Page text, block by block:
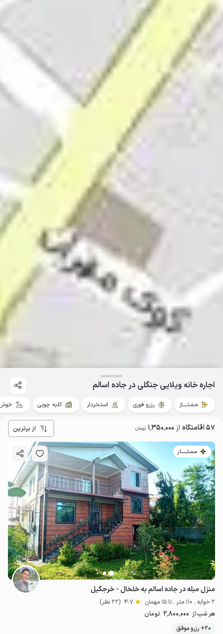
اجاره خانه ویلایی جنگلی در جاده اسالم
مـمـتــــاز رزرو فوری استخردار کلبه چوبی خوش
57 اقامتگاه از 1٬350٬000 تومان از برترین
مـمـتــــــاز
منزل مبله در جاده اسالم به خلخال - خرجگیل
2 خوابه . 110 متر . تا 15 مهمان 4.7 (22 نظر)
هر شب از 2٬800٬000 تومان
20+ رزرو موفق